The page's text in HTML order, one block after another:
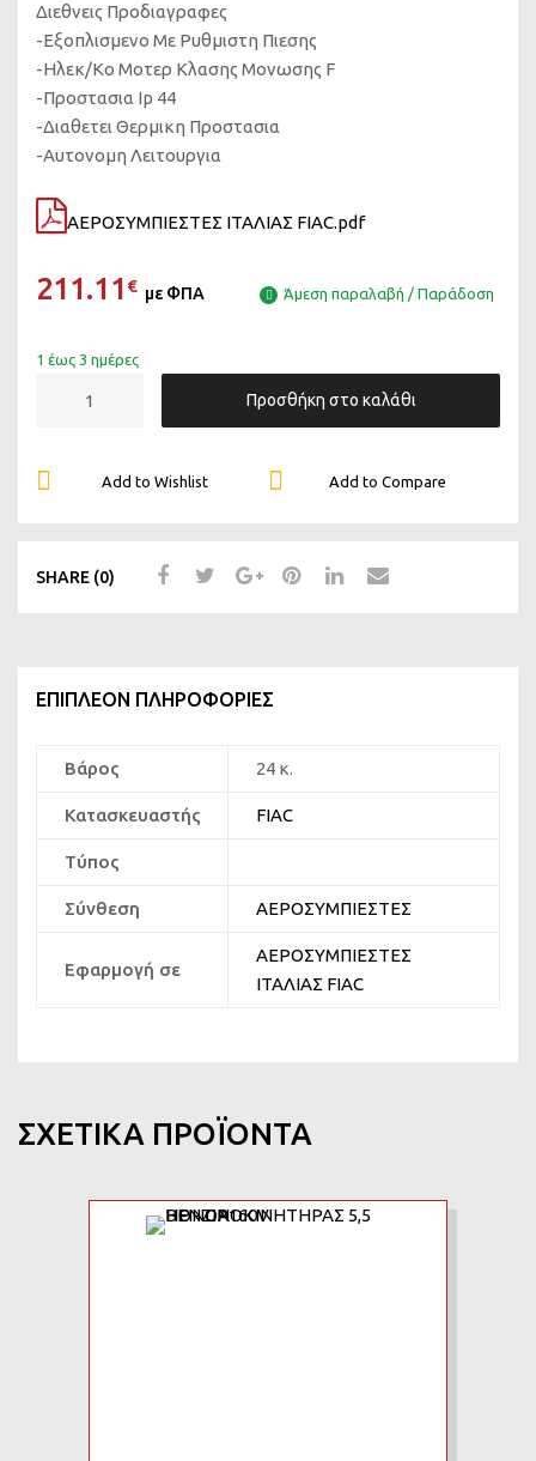
Διεθνεις Προδιαγραφες
-Εξοπλισμενο Με Ρυθμιστη Πιεσης
-Ηλεκ/Κο Μοτερ Κλασης Μονωσης F
-Προστασια Ip 44
-Διαθετει Θερμικη Προστασια
-Αυτονομη Λειτουργια
ΑΕΡΟΣΥΜΠΙΕΣΤΕΣ ΙΤΑΛΙΑΣ FIAC.pdf
211.11 € με ΦΠΑ Άμεση παραλαβή / Παράδοση
1 έως 3 ημέρες
Προσθήκη στο καλάθι
Add to Compare
Add to Wishlist
SHARE (0)
ΕΠΙΠΛΈΟΝ ΠΛΗΡΟΦΟΡΊΕΣ
Βάρος 24 κ.
Κατασκευαστής FIAC
Τύπος
Σύνθεση ΑΕΡΟΣΥΜΠΙΕΣΤΕΣ
Εφαρμογή σε
ΑΕΡΟΣΥΜΠΙΕΣΤΕΣ
ΙΤΑΛΙΑΣ FIAC
ΣΧΕΤΙΚΆ ΠΡΟΪΌΝΤΑ